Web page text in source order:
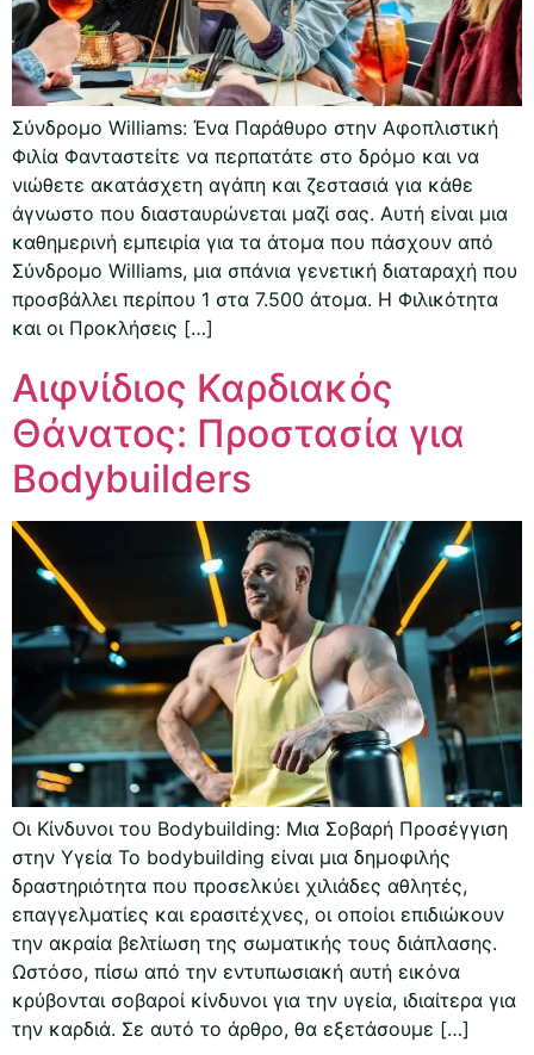
Σύνδρομο Williams: Ένα Παράθυρο στην Αφοπλιστική
Φιλία Φανταστείτε να περπατάτε στο δρόμο και να
νιώθετε ακατάσχετη αγάπη και ζεστασιά για κάθε
άγνωστο που διασταυρώνεται μαζί σας. Αυτή είναι μια
καθημερινή εμπειρία για τα άτομα που πάσχουν από
Σύνδρομο Williams, μια σπάνια γενετική διαταραχή που
προσβάλλει περίπου 1 στα 7.500 άτομα. Η Φιλικότητα
και οι Προκλήσεις […]
Αιφνίδιος Καρδιακός
Θάνατος: Προστασία για
Bodybuilders
Οι Κίνδυνοι του Bodybuilding: Μια Σοβαρή Προσέγγιση
στην Υγεία Το bodybuilding είναι μια δημοφιλής
δραστηριότητα που προσελκύει χιλιάδες αθλητές,
επαγγελματίες και ερασιτέχνες, οι οποίοι επιδιώκουν
την ακραία βελτίωση της σωματικής τους διάπλασης.
Ωστόσο, πίσω από την εντυπωσιακή αυτή εικόνα
κρύβονται σοβαροί κίνδυνοι για την υγεία, ιδιαίτερα για
την καρδιά. Σε αυτό το άρθρο, θα εξετάσουμε […]